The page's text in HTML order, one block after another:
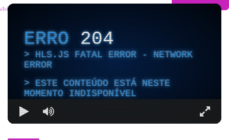
ERRO204
HLS.JS FATAL ERROR - NETWORK
ERROR
ESTE CONTEÚDO ESTÁ NESTE
MOMENTO INDISPONÍVEL